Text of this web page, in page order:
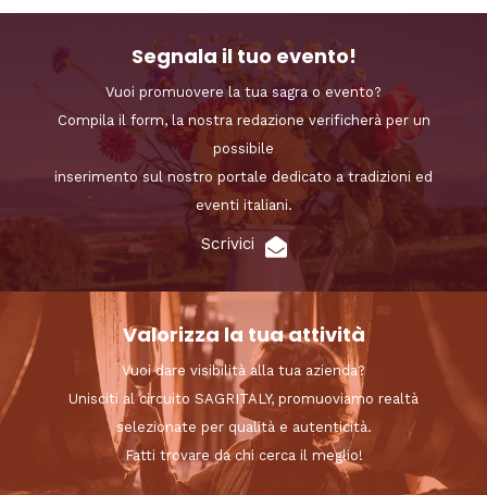
Segnala il tuo evento!
Vuoi promuovere la tua sagra o evento?
Compila il form, la nostra redazione verificherà per un
possibile
inserimento sul nostro portale dedicato a tradizioni ed
eventi italiani.
Scrivici
Valorizza la tua attività
Vuoi dare visibilità alla tua azienda?
Unisciti al circuito SAGRITALY, promuoviamo realtà
selezionate per qualità e autenticità.
Fatti trovare da chi cerca il meglio!